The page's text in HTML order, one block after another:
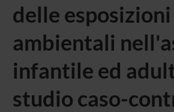
delle esposizioni
ambientali
infantile ed
studio caso-